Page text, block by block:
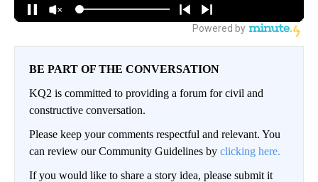
BE PART OF THE CONVERSATION
KQ2 is committed to providing a forum for civil and
constructive conversation.
Please keep your comments respectful and relevant. You
can review our Community Guidelines by clicking here.
If you would like to share a story idea, please submit it